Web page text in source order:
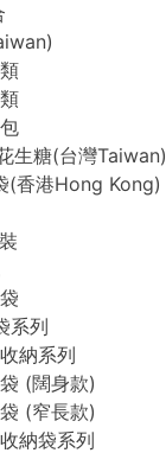
生糖(台灣Taiwan)
(香港Hong Kong)
系列
納系列
(闊身款)
(窄長款)
納袋系列